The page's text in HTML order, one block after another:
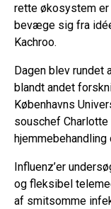
rette økosystem er
bevæge sig fra
Kachroo.
Dagen blev rundet
blandt andet
Københavns
souschef
hjemmebehandling
Influenz’er
og fleksibel
af smitsomme